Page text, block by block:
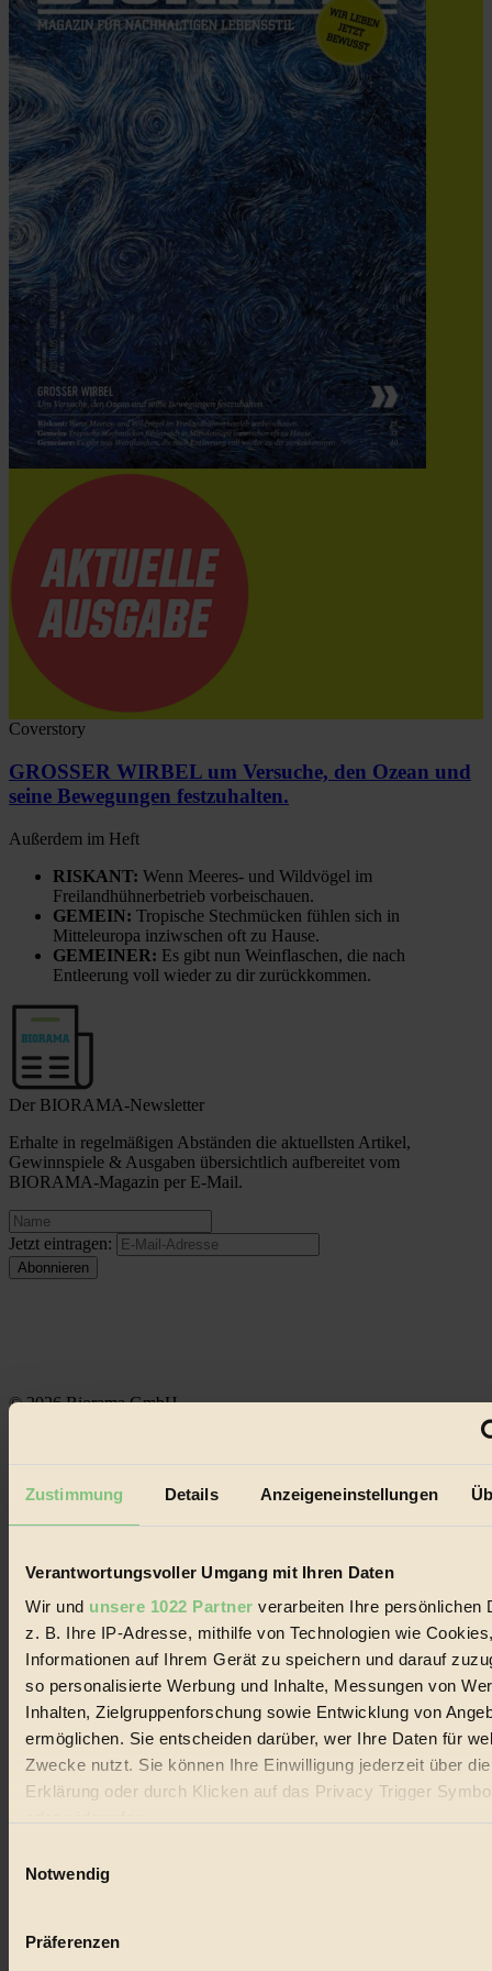
Zustimmung Details Anzeigeneinstellungen
Verantwortungsvoller Umgang mit Ihren Daten
Wir und unsere 1022 Partner verarbeiten Ihre persönlichen
z. B. Ihre IP-Adresse, mithilfe von Technologien wie
Informationen auf Ihrem Gerät zu speichern und darauf
so personalisierte Werbung und Inhalte, Messungen von
Inhalten, Zielgruppenforschung sowie Entwicklung von
ermöglichen. Sie entscheiden darüber, wer Ihre Daten für
Zwecke nutzt. Sie können Ihre Einwilligung jederzeit über
Erklärung oder durch Klicken auf das Privacy Trigger
Wenn Sie es erlauben, würden wir auch gerne:
Ihr Gerät durch aktives Scannen nach bestimmten
Notwendig
Präferenzen
Coverstory
GROSSER WIRBEL um Versuche, den Ozean und
seine Bewegungen festzuhalten.
Außerdem im Heft
RISKANT: Wenn Meeres- und Wildvögel im
Freilandhühnerbetrieb vorbeischauen.
GEMEIN: Tropische Stechmücken fühlen sich in
Mitteleuropa inziwschen oft zu Hause.
GEMEINER: Es gibt nun Weinflaschen, die nach
Entleerung voll wieder zu dir zurückkommen.
Der BIORAMA-Newsletter
Erhalte in regelmäßigen Abständen die aktuellsten Artikel,
Gewinnspiele & Ausgaben übersichtlich aufbereitet vom
BIORAMA-Magazin per E-Mail.
Jetzt eintragen:
© 2026 Biorama GmbH
Datenschutz
Handels mit Bioprodukten, des Fair-Trade sowie der Branche
alternativer Energien.
Social Media
22.601 Fans auf Facebook
Folge uns auf Instagram
Themen
Bio
#
Vegan